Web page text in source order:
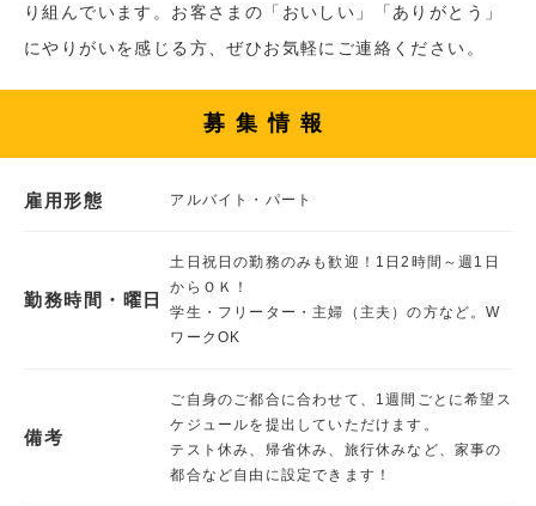
り組んでいます。お客さまの「おいしい」「ありがとう」
にやりがいを感じる方、ぜひお気軽にご連絡ください。
募集情報
雇用形態 アルバイト・パート
勤務時間・曜日
土日祝日の勤務のみも歓迎！1日2時間～週1日
からＯＫ！
学生・フリーター・主婦（主夫）の方など。W
ワークOK
備考
ご自身のご都合に合わせて、1週間ごとに希望ス
ケジュールを提出していただけます。
テスト休み、帰省休み、旅行休みなど、家事の
都合など自由に設定できます！